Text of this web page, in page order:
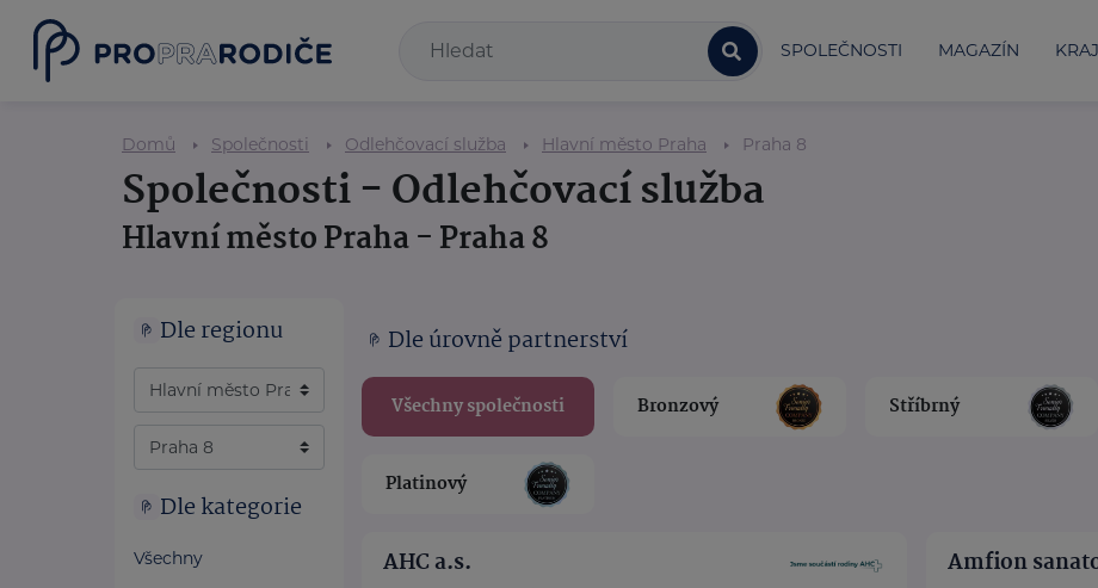
SPOLEČNOSTI MAGAZÍN
Domů Společnosti Odlehčovací služba Hlavní město Praha Praha 8
Společnosti - Odlehčovací služba
Hlavní město Praha - Praha 8
Dle regionu
Dle kategorie
Všechny
Dle úrovně partnerství
Všechny společnosti Bronzový Stříbrný
Platinový
AHC a.s. Amfion